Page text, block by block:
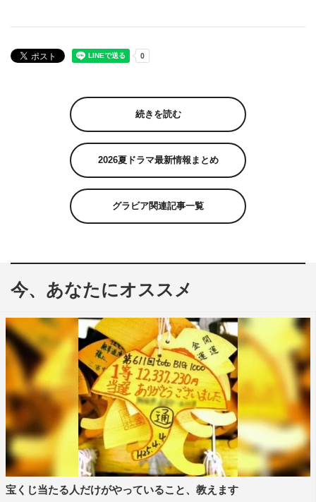
続きを読む
2026夏ドラマ最新情報まとめ
グラビア関連記事一覧
今、あなたにオススメ
宝くじ当たる人だけがやっていること、教えます